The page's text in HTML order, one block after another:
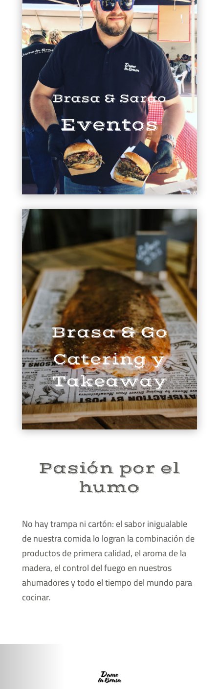
Brasa & Sarao
Eventos
Brasa & Go
Catering y
Takeaway
Pasión por el
humo
No hay trampa ni cartón: el sabor inigualable
de nuestra comida lo logran la combinación de
productos de primera calidad, el aroma de la
madera, el control del fuego en nuestros
ahumadores y todo el tiempo del mundo para
cocinar.